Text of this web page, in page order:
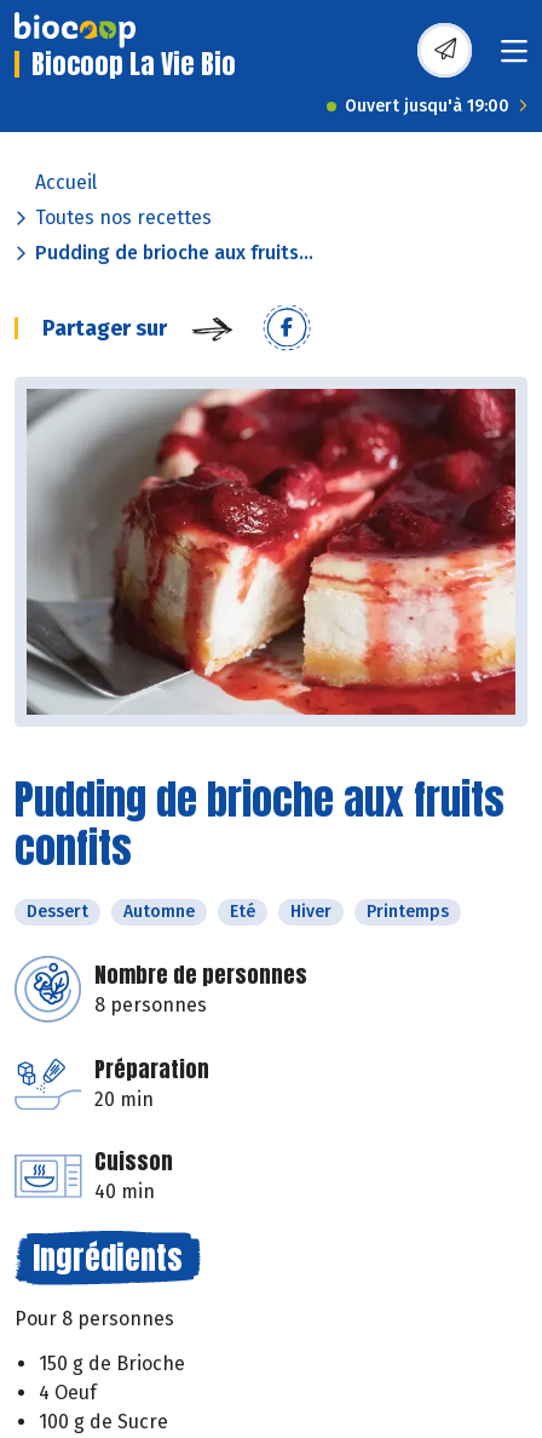
Biocoop La Vie Bio
Ouvert jusqu'à 19:00
Accueil
Toutes nos recettes
Pudding de brioche aux fruits...
Partager sur
Pudding de brioche aux fruits
confits
Dessert Automne Eté Hiver Printemps
Nombre de personnes
8 personnes
Préparation
20 min
Cuisson
40 min
Ingrédients
Pour 8 personnes
150 g de Brioche
4 Oeuf
100 g de Sucre